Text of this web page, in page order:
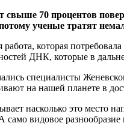
свыше 70 процентов
ученые тратят
которая
ДНК, которые в
специалисты
на нашей планете в
насколько это
само видовое